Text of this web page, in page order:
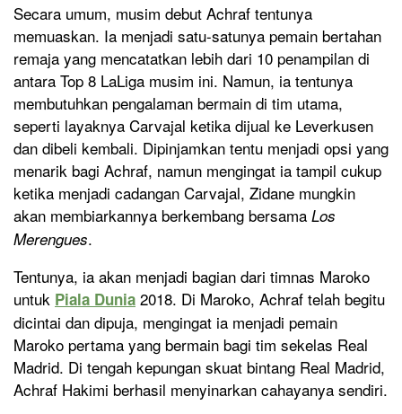
Secara umum, musim debut Achraf tentunya
memuaskan. Ia menjadi satu-satunya pemain bertahan
remaja yang mencatatkan lebih dari 10 penampilan di
antara Top 8 LaLiga musim ini. Namun, ia tentunya
membutuhkan pengalaman bermain di tim utama,
seperti layaknya Carvajal ketika dijual ke Leverkusen
dan dibeli kembali. Dipinjamkan tentu menjadi opsi yang
menarik bagi Achraf, namun mengingat ia tampil cukup
ketika menjadi cadangan Carvajal, Zidane mungkin
akan membiarkannya berkembang bersama Los
Merengues.
Tentunya, ia akan menjadi bagian dari timnas Maroko
untuk Piala Dunia 2018. Di Maroko, Achraf telah begitu
dicintai dan dipuja, mengingat ia menjadi pemain
Maroko pertama yang bermain bagi tim sekelas Real
Madrid. Di tengah kepungan skuat bintang Real Madrid,
Achraf Hakimi berhasil menyinarkan cahayanya sendiri.